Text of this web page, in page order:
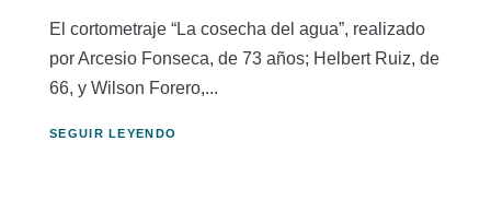
El cortometraje “La cosecha del agua”, realizado
por Arcesio Fonseca, de 73 años; Helbert Ruiz, de
66, y Wilson Forero,...
SEGUIR LEYENDO